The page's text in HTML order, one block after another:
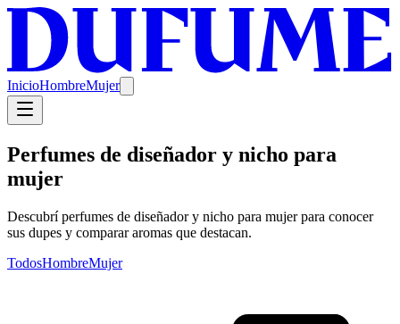
InicioHombreMujer
Perfumes de diseñador y nicho para
mujer
Descubrí perfumes de diseñador y nicho para mujer para conocer
sus dupes y comparar aromas que destacan.
TodosHombreMujer